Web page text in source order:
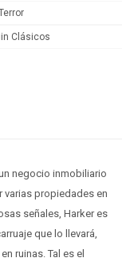
Clásicos
negocio inmobiliario
propiedades en
señales, Harker es
que lo llevará,
ruinas. Tal es el